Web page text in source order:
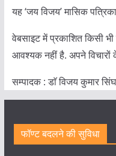
यह ‘जय विजय’ मासिक
वेबसाइट में प्रकाशित किसी
आवश्यक नहीं है. अपने विचारों
सम्पादक : डाॅ विजय कुमार
फॉण्ट बदलने की सुविधा